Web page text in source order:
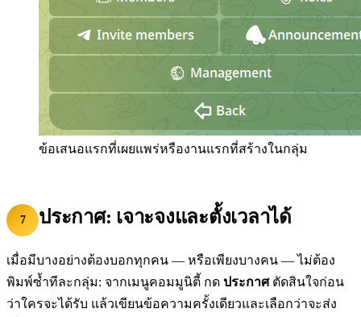
ข้อเสนอแรกที่เผยแพร่หรืองานแรกที่สร้างในกลุ่ม
7 ประกาศ: เจาะจงและตั้งเวลาได้
เมื่อมีบางอย่างต้องบอกทุกคน — หรือเพียงบางคน — ไม่ต้อง
พิมพ์ซ้ำทีละกลุ่ม: จากเมนูคอมมูนิตี้ กด ประกาศตัดสินใจก่อน
ว่าใครจะได้รับ แล้วเขียนข้อความครั้งเดียวและเลือกว่าจะส่ง